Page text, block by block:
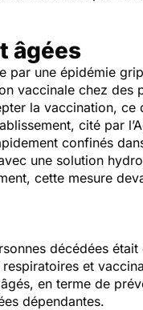
âgées
par une épidémie
vaccinale chez des
la vaccination,
cité par
confinés
une solution
cette mesure
décédées
et
en terme de
dépendantes.